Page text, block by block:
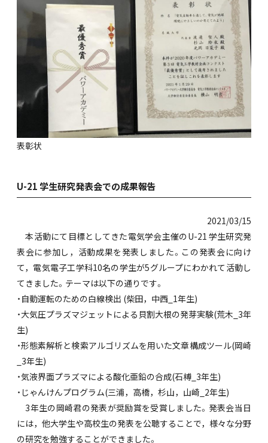
表彰状
U-21 学生研究発表会での成果報告
2021/03/15
本活動にて目標としてきた電気学会主催のU-21 学生研究発
表会に参加し，活動成果を発表しました。この発表会に向け
て，電気電子工学科10名の学生が5グループにわかれて活動し
てきました。テーマは以下の通りです。
・自動運転のための白線検出 (柴田，中西_1年生)
・大気圧プラズマジェットによる貝割大根の発芽実験(荒木_3年
生)
・形態素解析と検索アルゴリズムを用いた文章構成ツール(岡崎
_3年生)
・気液界面プラズマによる酸化亜鉛の合成(石榑_3年生)
・じゃんけんプログラム(三浦，高橋，杉山，山崎_2年生)
3年生の岡崎君の発表が奨励賞を受賞しました。発表会当日
には，他大学生や高校生の発表を公聴することで，様々な分野
の研究を勉強することができました。